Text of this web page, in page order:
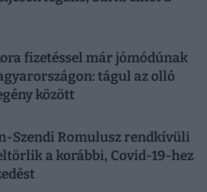
fizetéssel már jómódúnak
tágul az olló
között
Szendi Romulusz rendkívüli
a korábbi, Covid-19-hez